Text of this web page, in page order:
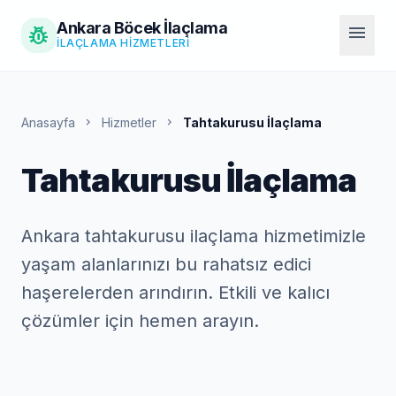
pest_control Ankara Böcek İlaçlama
İLAÇLAMA HIZMETLERI menu
Anasayfa chevron_right Hizmetler chevron_right Tahtakurusu İlaçlama
Tahtakurusu İlaçlama
Ankara tahtakurusu ilaçlama hizmetimizle
yaşam alanlarınızı bu rahatsız edici
haşerelerden arındırın. Etkili ve kalıcı
çözümler için hemen arayın.